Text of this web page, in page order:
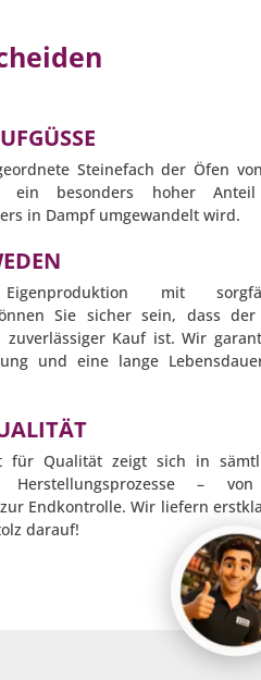
Steinefach der Öfen
ein besonders hoher
in Dampf umgewandelt wird.
mit
Sie sicher sein, dass
zuverlässiger Kauf ist. Wir
und eine lange
für Qualität zeigt sich in
Herstellungsprozesse –
Endkontrolle. Wir liefern
darauf!